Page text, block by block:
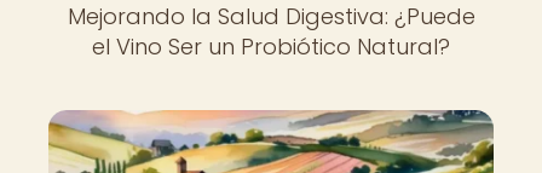
Mejorando la Salud Digestiva: ¿Puede
el Vino Ser un Probiótico Natural?